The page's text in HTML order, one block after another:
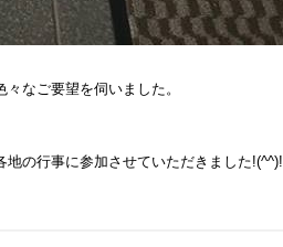
なご要望を伺いました。
の行事に参加させていただきました!(^^)!